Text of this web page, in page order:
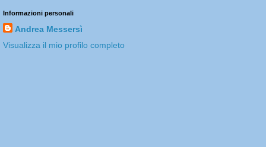
Informazioni personali
Andrea Messersì
Visualizza il mio profilo completo